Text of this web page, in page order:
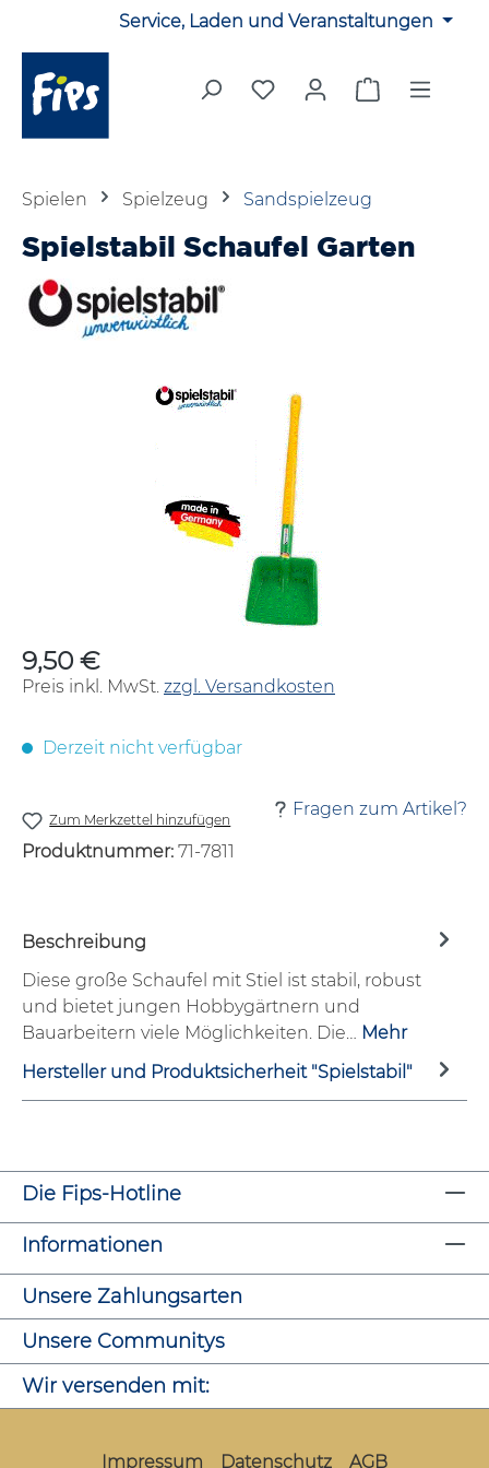
Zum Hauptinhalt springenService, Laden und Veranstaltungen
Du hast 0 Produkte auf
Warenkorb
Spielen Spielzeug Sandspielzeug
Spielstabil Schaufel Garten
Bildergalerie überspringen
Regulärer Preis:
9,50 €
Preis inkl. MwSt. zzgl. Versandkosten
Derzeit nicht verfügbar
Zum Merkzettel hinzufügen
Fragen zum Artikel?
Produktnummer: 71-7811
Beschreibung
Diese große Schaufel mit Stiel ist stabil, robust
und bietet jungen Hobbygärtnern und
Bauarbeitern viele Möglichkeiten. Die… Mehr
Hersteller und Produktsicherheit "Spielstabil"
Die Fips-Hotline
Informationen
Unsere Zahlungsarten
Unsere Communitys
Wir versenden mit:
Impressum Datenschutz AGB